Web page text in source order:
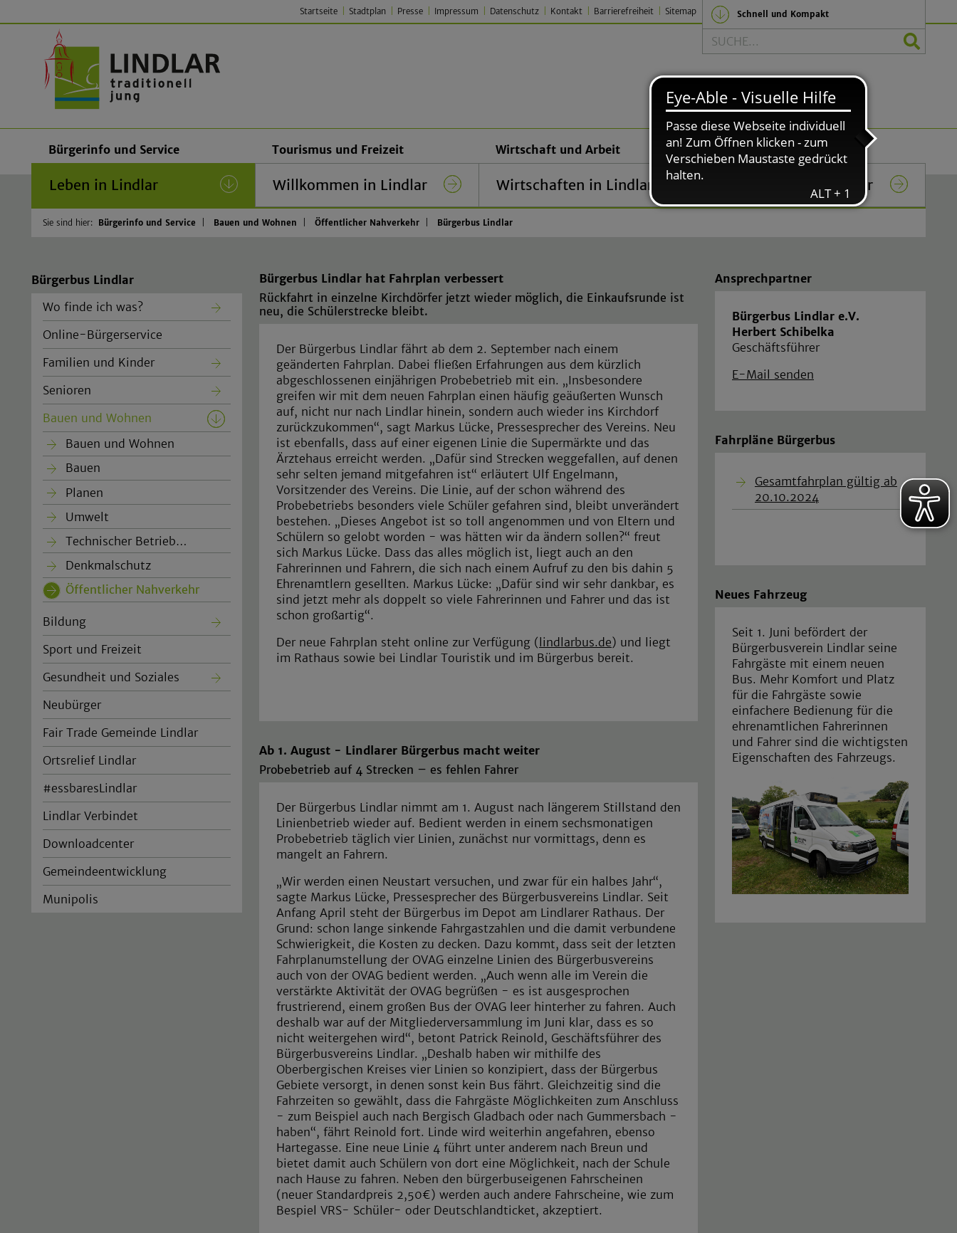
Startseite Stadtplan Presse Impressum Datenschutz Kontakt Barrierefreiheit Sitemap Schnell und Kompakt
Suche
Bürgerinfo und Service
Leben in Lindlar
Tourismus und Freizeit
Willkommen in Lindlar
Wirtschaft und Arbeit
Wirtschaften in Lindlar
Politik und Verwaltung
Das Rathaus in Lindlar
Sie sind hier: Bürgerinfo und Service Bauen und Wohnen Öffentlicher Nahverkehr Bürgerbus Lindlar
Bürgerbus Lindlar
Wo finde ich was?
Online-Bürgerservice
Familien und Kinder
Senioren
Bauen und Wohnen
Bauen und Wohnen
Bauen
Planen
Umwelt
Technischer Betrieb…
Denkmalschutz
Öffentlicher Nahverkehr
Bildung
Sport und Freizeit
Gesundheit und Soziales
Neubürger
Fair Trade Gemeinde Lindlar
Ortsrelief Lindlar
#essbaresLindlar
Lindlar Verbindet
Downloadcenter
Gemeindeentwicklung
Munipolis
Bürgerbus Lindlar hat Fahrplan verbessert
Rückfahrt in einzelne Kirchdörfer jetzt wieder möglich, die Einkaufsrunde ist
neu, die Schülerstrecke bleibt.
Der Bürgerbus Lindlar fährt ab dem 2. September nach einem
geänderten Fahrplan. Dabei fließen Erfahrungen aus dem kürzlich
abgeschlossenen einjährigen Probebetrieb mit ein. „Insbesondere
greifen wir mit dem neuen Fahrplan einen häufig geäußerten Wunsch
auf, nicht nur nach Lindlar hinein, sondern auch wieder ins Kirchdorf
zurückzukommen“, sagt Markus Lücke, Pressesprecher des Vereins. Neu
ist ebenfalls, dass auf einer eigenen Linie die Supermärkte und das
Ärztehaus erreicht werden. „Dafür sind Strecken weggefallen, auf denen
sehr selten jemand mitgefahren ist“ erläutert Ulf Engelmann,
Vorsitzender des Vereins. Die Linie, auf der schon während des
Probebetriebs besonders viele Schüler gefahren sind, bleibt unverändert
bestehen. „Dieses Angebot ist so toll angenommen und von Eltern und
Schülern so gelobt worden - was hätten wir da ändern sollen?“ freut
sich Markus Lücke. Dass das alles möglich ist, liegt auch an den
Fahrerinnen und Fahrern, die sich nach einem Aufruf zu den bis dahin 5
Ehrenamtlern gesellten. Markus Lücke: „Dafür sind wir sehr dankbar, es
sind jetzt mehr als doppelt so viele Fahrerinnen und Fahrer und das ist
schon großartig“.
Der neue Fahrplan steht online zur Verfügung (lindlarbus.de) und liegt
im Rathaus sowie bei Lindlar Touristik und im Bürgerbus bereit.
Ab 1. August - Lindlarer Bürgerbus macht weiter
Probebetrieb auf 4 Strecken – es fehlen Fahrer
Der Bürgerbus Lindlar nimmt am 1. August nach längerem Stillstand den
Linienbetrieb wieder auf. Bedient werden in einem sechsmonatigen
Probebetrieb täglich vier Linien, zunächst nur vormittags, denn es
mangelt an Fahrern.
„Wir werden einen Neustart versuchen, und zwar für ein halbes Jahr“,
sagte Markus Lücke, Pressesprecher des Bürgerbusvereins Lindlar. Seit
Anfang April steht der Bürgerbus im Depot am Lindlarer Rathaus. Der
Grund: schon lange sinkende Fahrgastzahlen und die damit verbundene
Schwierigkeit, die Kosten zu decken. Dazu kommt, dass seit der letzten
Fahrplanumstellung der OVAG einzelne Linien des Bürgerbusvereins
auch von der OVAG bedient werden. „Auch wenn alle im Verein die
verstärkte Aktivität der OVAG begrüßen - es ist ausgesprochen
frustrierend, einem großen Bus der OVAG leer hinterher zu fahren. Auch
deshalb war auf der Mitgliederversammlung im Juni klar, dass es so
nicht weitergehen wird“, betont Patrick Reinold, Geschäftsführer des
Bürgerbusvereins Lindlar. „Deshalb haben wir mithilfe des
Oberbergischen Kreises vier Linien so konzipiert, dass der Bürgerbus
Gebiete versorgt, in denen sonst kein Bus fährt. Gleichzeitig sind die
Fahrzeiten so gewählt, dass die Fahrgäste Möglichkeiten zum Anschluss
- zum Beispiel auch nach Bergisch Gladbach oder nach Gummersbach -
haben“, fährt Reinold fort. Linde wird weiterhin angefahren, ebenso
Hartegasse. Eine neue Linie 4 führt unter anderem nach Breun und
bietet damit auch Schülern von dort eine Möglichkeit, nach der Schule
nach Hause zu fahren. Neben den bürgerbuseigenen Fahrscheinen
(neuer Standardpreis 2,50€) werden auch andere Fahrscheine, wie zum
Bespiel VRS- Schüler- oder Deutschlandticket, akzeptiert.
Ansprechpartner
Bürgerbus Lindlar e.V.
Herbert Schibelka
Geschäftsführer
E-Mail senden
Fahrpläne Bürgerbus
Gesamtfahrplan gültig ab
20.10.2024
Neues Fahrzeug
Seit 1. Juni befördert der
Bürgerbusverein Lindlar seine
Fahrgäste mit einem neuen
Bus. Mehr Komfort und Platz
für die Fahrgäste sowie
einfachere Bedienung für die
ehrenamtlichen Fahrerinnen
und Fahrer sind die wichtigsten
Eigenschaften des Fahrzeugs.